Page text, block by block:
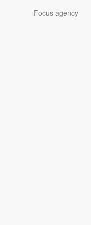
Focus agency
pohlcen samotným
video, ačkoliv jej
zprovoznil do